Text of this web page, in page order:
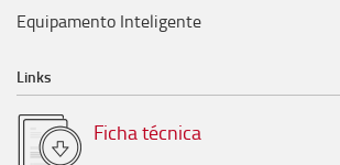
Equipamento Inteligente
Links
Ficha técnica